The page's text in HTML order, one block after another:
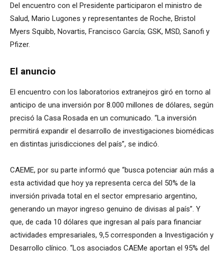
Del encuentro con el Presidente participaron el ministro de
Salud, Mario Lugones y representantes de Roche, Bristol
Myers Squibb, Novartis, Francisco García; GSK, MSD, Sanofi y
Pfizer.
El anuncio
El encuentro con los laboratorios extranejros giró en torno al
anticipo de una inversión por 8.000 millones de dólares, según
precisó la Casa Rosada en un comunicado. “La inversión
permitirá expandir el desarrollo de investigaciones biomédicas
en distintas jurisdicciones del país”, se indicó.
CAEME, por su parte informó que “busca potenciar aún más a
esta actividad que hoy ya representa cerca del 50% de la
inversión privada total en el sector empresario argentino,
generando un mayor ingreso genuino de divisas al país”. Y
que, de cada 10 dólares que ingresan al país para financiar
actividades empresariales, 9,5 corresponden a Investigación y
Desarrollo clínico. “Los asociados CAEMe aportan el 95% del